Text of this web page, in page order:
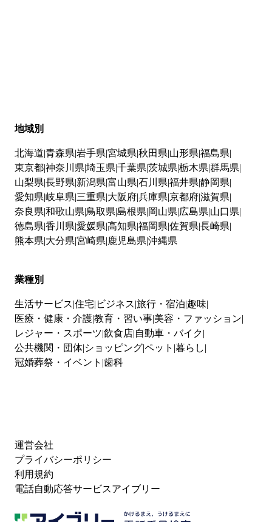
地域別
北海道 青森県 岩手県 宮城県 秋田県 山形県 福島県
東京都神奈川県 埼玉県 千葉県 茨城県 栃木県 群馬県
山梨県 長野県 新潟県 富山県 石川県 福井県 静岡県
愛知県 岐阜県 三重県 大阪府兵庫県 京都府滋賀県
奈良県 和歌山県 鳥取県 島根県 岡山県 広島県 山口県
徳島県 香川県 愛媛県 高知県 福岡県 佐賀県 長崎県
熊本県 大分県 宮崎県 鹿児島県 沖縄県
業種別
生活サービス 住宅 ビジネス 旅行・宿泊 趣味
医療・健康・介護教育・習い事 美容・ファッション
レジャー・スポーツ 飲食店 自動車・バイク
公共機関・団体 ショッピングペット 暮らし
冠婚葬祭・イベント 歯科
運営会社
プライバシーポリシー
利用規約
電話自動応答サービスアイブリー